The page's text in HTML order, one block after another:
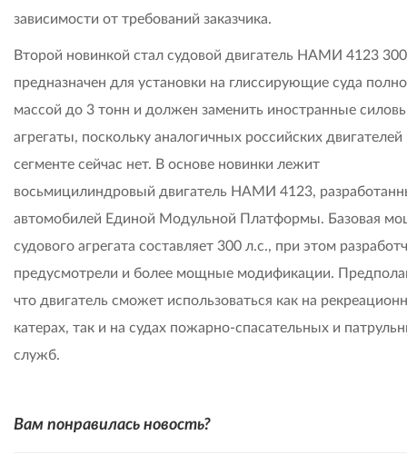
зависимости от требований заказчика.
Второй новинкой стал судовой двигатель НАМИ 4123
предназначен для установки на глиссирующие суда
массой до 3 тонн и должен заменить иностранные
агрегаты, поскольку аналогичных российских двигателей
сегменте сейчас нет. В основе новинки лежит
восьмицилиндровый двигатель НАМИ 4123,
автомобилей Единой Модульной Платформы. Базовая
судового агрегата составляет 300 л.с., при этом
предусмотрели и более мощные модификации.
что двигатель сможет использоваться как на
катерах, так и на судах пожарно-спасательных и
служб.
Вам понравилась новость?